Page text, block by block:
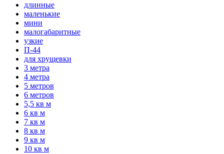
длинные
маленькие
мини
малогабаритные
узкие
П-44
для хрущевки
3 метра
4 метра
5 метров
6 метров
5,5 кв м
6 кв м
7 кв м
8 кв м
9 кв м
10 кв м